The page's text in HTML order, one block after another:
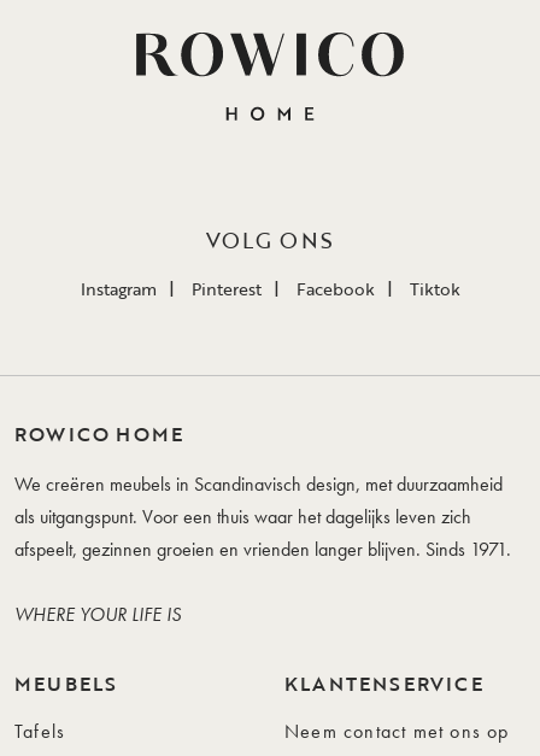
VOLG ONS
Instagram Pinterest Facebook Tiktok
ROWICO HOME
We creëren meubels in Scandinavisch design, met duurzaamheid
als uitgangspunt. Voor een thuis waar het dagelijks leven zich
afspeelt, gezinnen groeien en vrienden langer blijven. Sinds 1971.
WHERE YOUR LIFE IS
MEUBELS
Tafels
KLANTENSERVICE
Neem contact met ons op